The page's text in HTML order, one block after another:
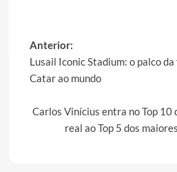
Post
navigation
Anterior:
Lusail Iconic Stadium: o palco
Catar ao mundo
Carlos Vinícius entra no Top 10
real ao Top 5 dos